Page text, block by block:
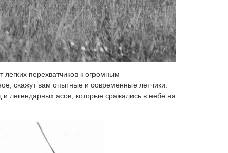
перехватчиков к огромным
скажут вам опытные и современные летчики.
легендарных асов, которые сражались в небе на